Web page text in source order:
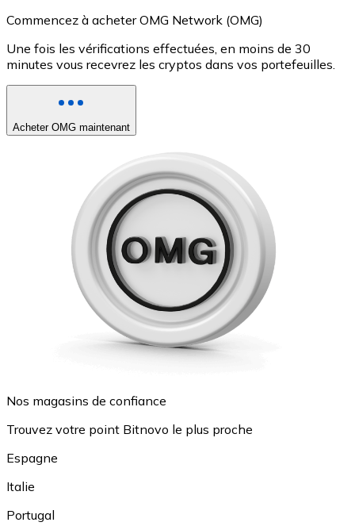
Commencez à acheter OMG Network (OMG)
Une fois les vérifications effectuées, en moins de 30
minutes vous recevrez les cryptos dans vos portefeuilles.
Acheter OMG maintenant
Nos magasins de confiance
Trouvez votre point Bitnovo le plus proche
Espagne
Italie
Portugal